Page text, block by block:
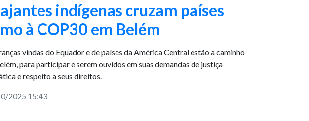
indígenas cruzam países
à COP30 em Belém
vindas do Equador e de países da América Central estão a caminho
para participar e serem ouvidos em suas demandas de justiça
e respeito a seus direitos.
2025 15:43